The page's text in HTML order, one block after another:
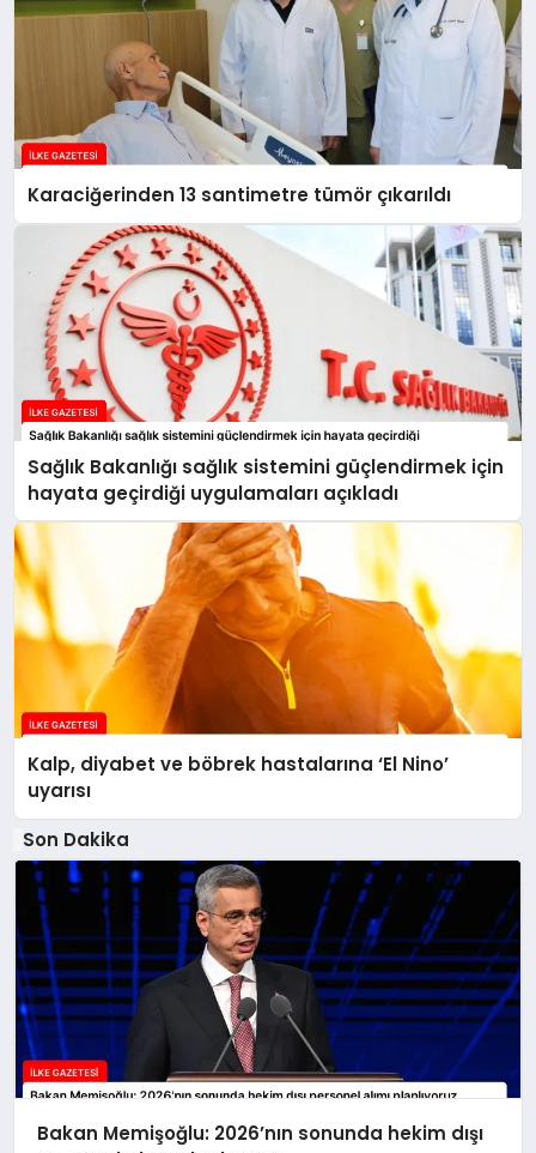
Karaciğerinden 13 santimetre tümör çıkarıldı
Sağlık Bakanlığı sağlık sistemini güçlendirmek için
hayata geçirdiği uygulamaları açıkladı
Kalp, diyabet ve böbrek hastalarına ‘El Nino’
uyarısı
Son Dakika
Bakan Memişoğlu: 2026’nın sonunda hekim dışı